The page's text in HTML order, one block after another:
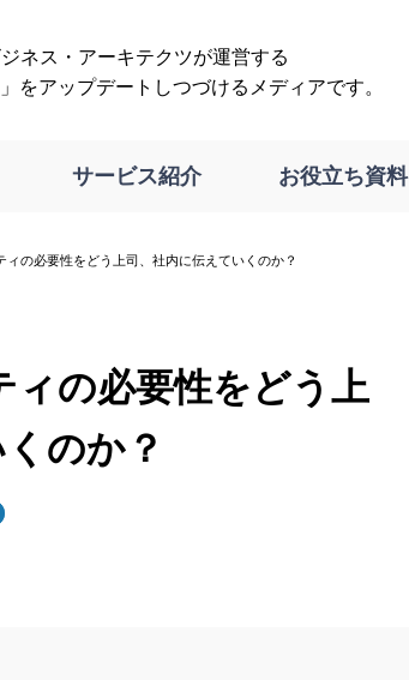
ネス・アーキテクツが運営する
をアップデートしつづけるメディアです。
サービス紹介 お役立ち資料
ィの必要性をどう上司、社内に伝えていくのか？
の必要性をどう上
のか？